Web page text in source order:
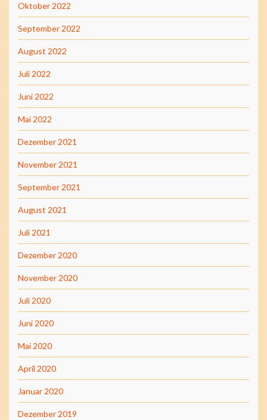
Oktober 2022
September 2022
August 2022
Juli 2022
Juni 2022
Mai 2022
Dezember 2021
November 2021
September 2021
August 2021
Juli 2021
Dezember 2020
November 2020
Juli 2020
Juni 2020
Mai 2020
April 2020
Januar 2020
Dezember 2019